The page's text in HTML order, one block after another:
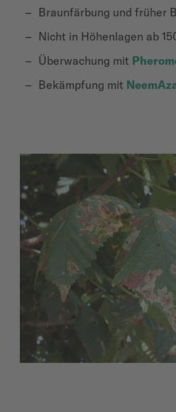
Braunfärbung und früher
Nicht in Höhenlagen ab
Überwachung mit
Bekämpfung mit